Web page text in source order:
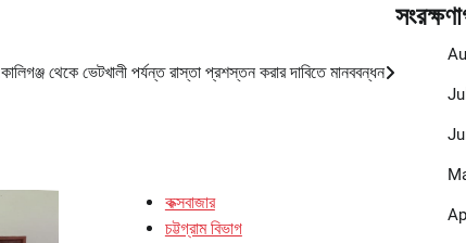
কালিগঞ্জ থেকে ভেটখালী পর্যন্ত রাস্তা প্রশস্তন করার দাবিতে মানববন্ধন
কক্সবাজার
চট্টগ্রাম বিভাগ